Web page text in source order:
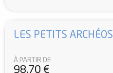
LES PETITS ARCHÉOS
À PARTIR DE
98.70 €